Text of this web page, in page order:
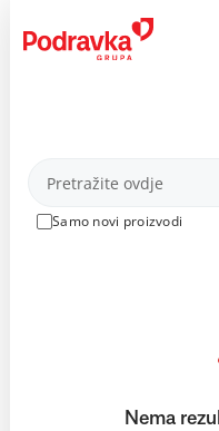
content
Proizvodi
Samo novi proizvodi
Nema